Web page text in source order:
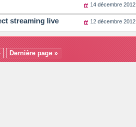
14 décembre 2012
streaming live 12 décembre 2012
Dernière page »